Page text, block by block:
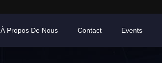
À Propos De Nous Contact Events